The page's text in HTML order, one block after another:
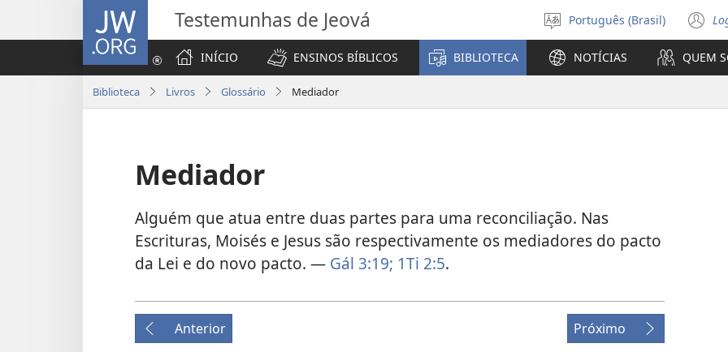
JW.ORG Testemunhas de Jeová
Selecione
o
idioma
Português (Brasil)
INÍCIO
ENSINOS BÍBLICOS BIBLIOTECA NOTÍCIAS QUEM
Biblioteca Livros Glossário Mediador
Mediador
Alguém que atua entre duas partes para uma reconciliação. Nas
Escrituras, Moisés e Jesus são respectivamente os mediadores do pacto
da Lei e do novo pacto. — Gál 3:19; 1Ti 2:5.
Anterior Próximo